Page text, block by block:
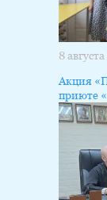
8
Акция
приюте